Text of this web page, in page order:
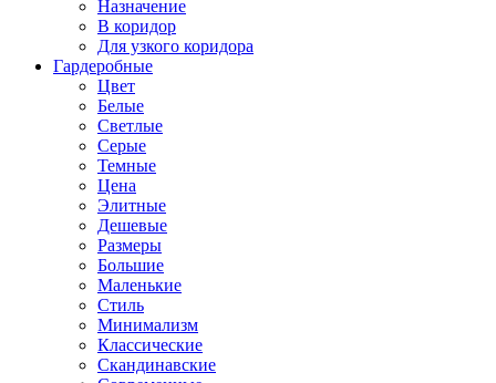
Назначение
В коридор
Для узкого коридора
Гардеробные
Цвет
Белые
Светлые
Серые
Темные
Цена
Элитные
Дешевые
Размеры
Большие
Маленькие
Стиль
Минимализм
Классические
Скандинавские